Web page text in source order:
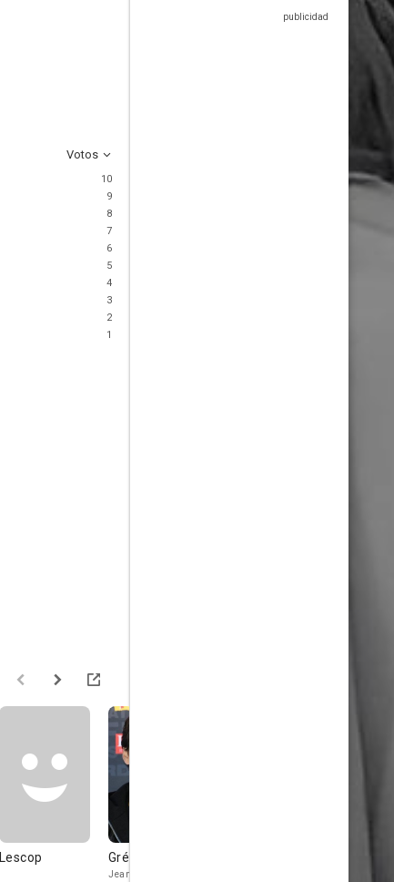
Votos
10
9
8
7
6
5
4
3
2
1
Lescop Grégoire Colin
Jean-Luc